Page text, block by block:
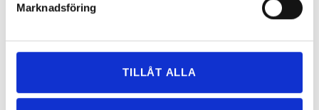
Marknadsföring
TILLÅT ALLA
≪ < 1 2
59 Objekt
VARFÖR FLYTTA MED
VÅRA UTMÄRKELSER